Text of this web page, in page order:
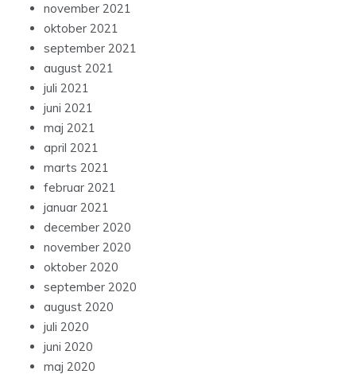
november 2021
oktober 2021
september 2021
august 2021
juli 2021
juni 2021
maj 2021
april 2021
marts 2021
februar 2021
januar 2021
december 2020
november 2020
oktober 2020
september 2020
august 2020
juli 2020
juni 2020
maj 2020